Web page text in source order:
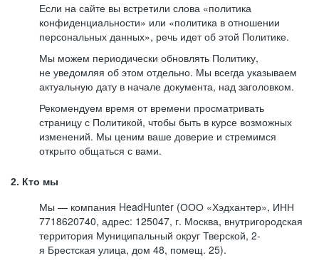
Если на сайте вы встретили слова «политика
конфиденциальности» или «политика в отношении
персональных данных», речь идет об этой Политике.
Мы можем периодически обновлять Политику,
не уведомляя об этом отдельно. Мы всегда указываем
актуальную дату в начале документа, над заголовком.
Рекомендуем время от времени просматривать
страницу с Политикой, чтобы быть в курсе возможных
изменений. Мы ценим ваше доверие и стремимся
открыто общаться с вами.
2. Кто мы
Мы — компания HeadHunter (ООО «Хэдхантер», ИНН
7718620740, адрес: 125047, г. Москва, внутригородская
территория Муниципальный округ Тверской, 2-
я Брестская улица, дом 48, помещ. 25).